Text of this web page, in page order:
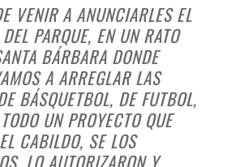
VENIR A ANUNCIARLES EL
PARQUE, EN UN RATO
BÁRBARA DONDE
A ARREGLAR LAS
BÁSQUETBOL, DE FUTBOL,
UN PROYECTO QUE
CABILDO, SE LOS
LO AUTORIZARON Y